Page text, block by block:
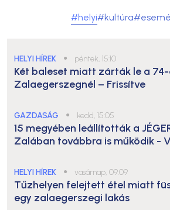
#helyi#kultúra
HELYI HÍREK ● péntek, 15:10
Két baleset miatt zárták le a
Zalaegerszegnél – Frissítve
GAZDASÁG ● kedd, 15:05
15 megyében leállították a
Zalában továbbra is működik -
HELYI HÍREK ● vasárnap, 09:09
Tűzhelyen felejtett étel miatt
egy zalaegerszegi lakás